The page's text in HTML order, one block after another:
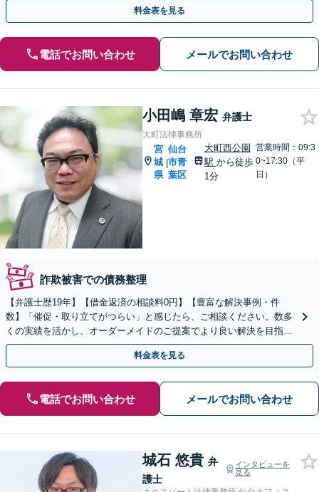
料金表を見る
電話でお問い合わせ メールでお問い合わせ
小田嶋 章宏 弁護士
大町法律事務所
宮
城
県
|
仙台
市青
葉区
大町西公園
駅 から徒歩
1分
営業時間：09:3
0~17:30（平
日）
詐欺被害での債務整理
【弁護士歴19年】【借金返済の相談料0円】【豊富な解決事例・件
数】「催促・取り立てがつらい」と感じたら、ご相談ください。数多
くの実績を活かし、オーダーメイドのご提案でより良い解決を目指し
ます。【大町西公園駅1分】【夜間・休日対応可能】
料金表を見る
電話でお問い合わせ メールでお問い合わせ
城石 悠貴 弁
護士
インタビューを
見る